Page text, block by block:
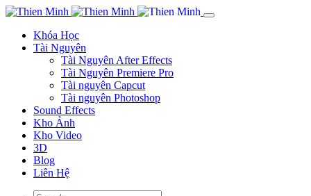
Khóa Học
Tài Nguyên
Tài Nguyên After Effects
Tài Nguyên Premiere Pro
Tài nguyên Capcut
Tài nguyên Photoshop
Sound Effects
Kho Ảnh
Kho Video
3D
Blog
Liên Hệ